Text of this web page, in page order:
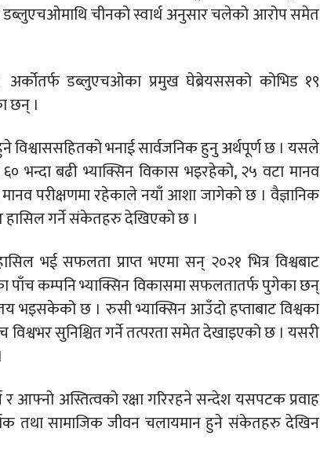
चीनको स्वार्थ अनुसार चलेको आरोप समेत
डब्लुएचओका प्रमुख घेब्रेयससको कोभिड १९
छन् ।
विश्वाससहितको भनाई सार्वजनिक हुनु अर्थपूर्ण छ । यसले
भन्दा बढी भ्याक्सिन विकास भइरहेको, २५ वटा मानव
परीक्षणमा रहेकाले नयाँ आशा जागेको छ । वैज्ञानिक
हासिल गर्ने संकेतहरु देखिएको छ ।
भई सफलता प्राप्त भएमा सन् २०२१ भित्र विश्वबाट
पाँच कम्पनि भ्याक्सिन विकासमा सफलतातर्फ पुगेका छन्
भइसकेको छ । रुसी भ्याक्सिन आउँदो हप्ताबाट विश्वका
सुनिश्चित गर्ने तत्परता समेत देखाइएको छ । यसरी
आफ्नो अस्तित्वको रक्षा गरिरहने सन्देश यसपटक प्रवाह
तथा सामाजिक जीवन चलायमान हुने संकेतहरु देखिन